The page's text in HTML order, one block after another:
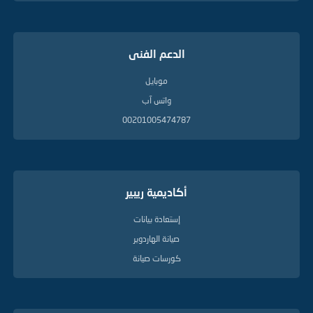
الدعم الفنى
موبايل
واتس آب
00201005474787
أكاديمية ريبير
إستعادة بيانات
صيانة الهاردوير
كورسات صيانة